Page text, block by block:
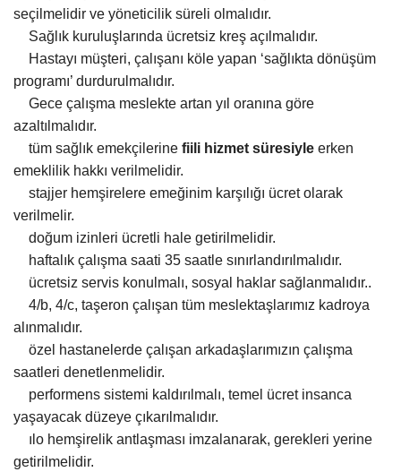
seçilmelidir ve yöneticilik süreli olmalıdır.
Sağlık kuruluşlarında ücretsiz kreş açılmalıdır.
Hastayı müşteri, çalışanı köle yapan ‘sağlıkta dönüşüm
programı’ durdurulmalıdır.
Gece çalışma meslekte artan yıl oranına göre
azaltılmalıdır.
tüm sağlık emekçilerine fiili hizmet süresiyle erken
emeklilik hakkı verilmelidir.
stajjer hemşirelere emeğinim karşılığı ücret olarak
verilmelir.
doğum izinleri ücretli hale getirilmelidir.
haftalık çalışma saati 35 saatle sınırlandırılmalıdır.
ücretsiz servis konulmalı, sosyal haklar sağlanmalıdır..
4/b, 4/c, taşeron çalışan tüm meslektaşlarımız kadroya
alınmalıdır.
özel hastanelerde çalışan arkadaşlarımızın çalışma
saatleri denetlenmelidir.
performens sistemi kaldırılmalı, temel ücret insanca
yaşayacak düzeye çıkarılmalıdır.
ılo hemşirelik antlaşması imzalanarak, gerekleri yerine
getirilmelidir.